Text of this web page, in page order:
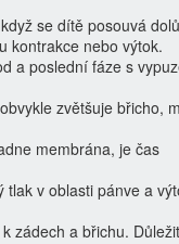
se dítě posouvá
kontrakce nebo výtok.
a poslední fáze s
zvětšuje břicho,
membrána, je čas
tlak v oblasti pánve a
zádech a břichu.